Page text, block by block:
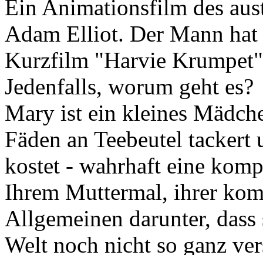
Ein Animationsfilm des
Adam Elliot. Der Mann
Kurzfilm "Harvie Krumpet"
Jedenfalls, worum geht es?
Mary ist ein kleines
Fäden an Teebeutel
kostet - wahrhaft eine
Ihrem Muttermal, ihrer
Allgemeinen darunter,
Welt noch nicht so ganz